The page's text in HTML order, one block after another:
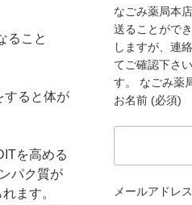
ること
すると体が
を高める
パク質が
ます。
なごみ薬局本
送ることがで
しますが、連
てご確認下さ
す。 なごみ薬
お名前 (必須)
メールアドレ